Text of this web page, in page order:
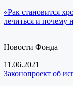
«Рак становится
лечиться и почему
Новости Фонда
11.06.2021
Законопроект об